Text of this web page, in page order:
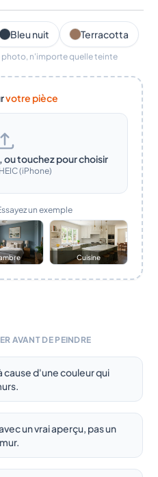
Bleu nuit Terracotta
photo, n'importe quelle teinte
votre pièce
touchez pour choisir
(iPhone)
un exemple
Cuisine
AVANT DE PEINDRE
d'une couleur qui
un vrai aperçu, pas un